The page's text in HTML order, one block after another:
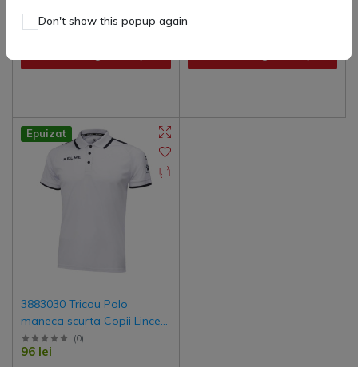
Don't show this popup again
Epuizat
3883030 Tricou Polo
maneca scurta Copii Lince
Kelme
(0)
96 lei